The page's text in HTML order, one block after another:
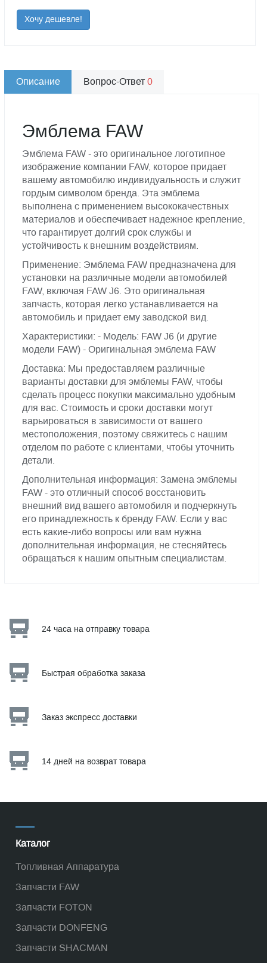
Хочу дешевле!
Описание Вопрос-Ответ0
Эмблема FAW
Эмблема FAW - это оригинальное логотипное
изображение компании FAW, которое придает
вашему автомобилю индивидуальность и служит
гордым символом бренда. Эта эмблема
выполнена с применением высококачествных
материалов и обеспечивает надежное крепление,
что гарантирует долгий срок службы и
устойчивость к внешним воздействиям.
Применение: Эмблема FAW предназначена для
установки на различные модели автомобилей
FAW, включая FAW J6. Это оригинальная
запчасть, которая легко устанавливается на
автомобиль и придает ему заводской вид.
Характеристики: - Модель: FAW J6 (и другие
модели FAW) - Оригинальная эмблема FAW
Доставка: Мы предоставляем различные
варианты доставки для эмблемы FAW, чтобы
сделать процесс покупки максимально удобным
для вас. Стоимость и сроки доставки могут
варьироваться в зависимости от вашего
местоположения, поэтому свяжитесь с нашим
отделом по работе с клиентами, чтобы уточнить
детали.
Дополнительная информация: Замена эмблемы
FAW - это отличный способ восстановить
внешний вид вашего автомобиля и подчеркнуть
его принадлежность к бренду FAW. Если у вас
есть какие-либо вопросы или вам нужна
дополнительная информация, не стесняйтесь
обращаться к нашим опытным специалистам.
24 часа на отправку товара
Быстрая обработка заказа
Заказ экспресс доставки
14 дней на возврат товара
Каталог
Топливная Аппаратура
Запчасти FAW
Запчасти FOTON
Запчасти DONFENG
Запчасти SHACMAN